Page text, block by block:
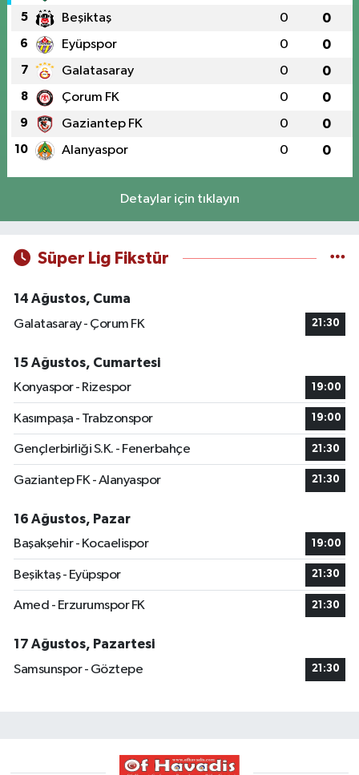
5 Beşiktaş 0 0
6 Eyüpspor 0 0
7 Galatasaray 0 0
8 Çorum FK 0 0
9 Gaziantep FK 0 0
10 Alanyaspor 0 0
Detaylar için tıklayın
Süper Lig Fikstür
14 Ağustos, Cuma
Galatasaray - Çorum FK
21:30
15 Ağustos, Cumartesi
Konyaspor - Rizespor
19:00
Kasımpaşa - Trabzonspor 19:00
Gençlerbirliği S.K. - Fenerbahçe 21:30
Gaziantep FK - Alanyaspor 21:30
16 Ağustos, Pazar
Başakşehir - Kocaelispor
19:00
Beşiktaş - Eyüpspor 21:30
Amed - Erzurumspor FK 21:30
17 Ağustos, Pazartesi
Samsunspor - Göztepe
21:30